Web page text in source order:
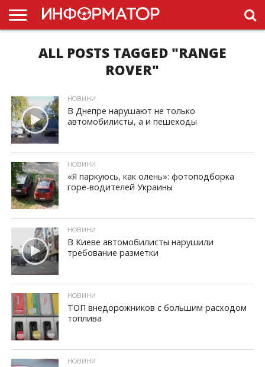
ГОЛОВНА
НОВИНИ
ПДР
УКРАЇНИ
РЕКЛАМА
ПРОЕКТЫ
ALL POSTS TAGGED "RANGE
ROVER"
ID, "post_views_count", true); if ( $post_views >= 1) { ?>
НОВИНИ
В Днепре нарушают не только
автомобилисты, а и пешеходы
ID, "post_views_count", true); if ( $post_views >= 1) { ?>
НОВИНИ
«Я паркуюсь, как олень»: фотоподборка
горе-водителей Украины
ID, "post_views_count", true); if ( $post_views >= 1) { ?>
НОВИНИ
В Киеве автомобилисты нарушили
требование разметки
ID, "post_views_count", true); if ( $post_views >= 1) { ?>
НОВИНИ
ТОП внедорожников с большим расходом
топлива
НОВИНИ